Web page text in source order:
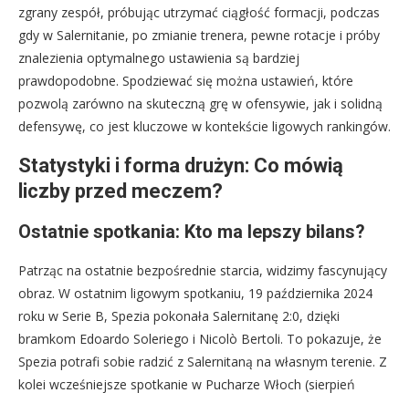
zgrany zespół, próbując utrzymać ciągłość formacji, podczas
gdy w Salernitanie, po zmianie trenera, pewne rotacje i próby
znalezienia optymalnego ustawienia są bardziej
prawdopodobne. Spodziewać się można ustawień, które
pozwolą zarówno na skuteczną grę w ofensywie, jak i solidną
defensywę, co jest kluczowe w kontekście ligowych rankingów.
Statystyki i forma drużyn: Co mówią
liczby przed meczem?
Ostatnie spotkania: Kto ma lepszy bilans?
Patrząc na ostatnie bezpośrednie starcia, widzimy fascynujący
obraz. W ostatnim ligowym spotkaniu, 19 października 2024
roku w Serie B, Spezia pokonała Salernitanę 2:0, dzięki
bramkom Edoardo Soleriego i Nicolò Bertoli. To pokazuje, że
Spezia potrafi sobie radzić z Salernitaną na własnym terenie. Z
kolei wcześniejsze spotkanie w Pucharze Włoch (sierpień